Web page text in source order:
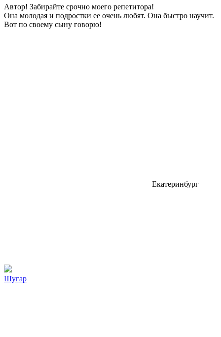
Автор! Забирайте срочно моего репетитора!
Она молодая и подростки ее очень любят. Она быстро научит.
Вот по своему сыну говорю!
Екатеринбург
Шугар